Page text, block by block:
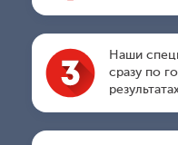
Наши
сразу по